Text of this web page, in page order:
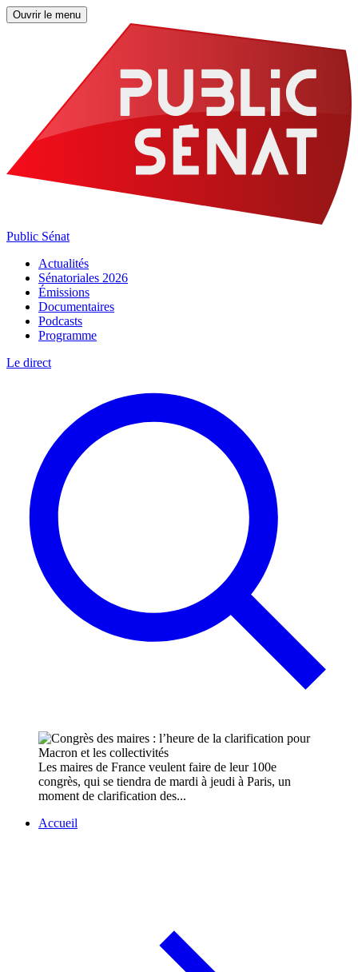
Ouvrir le menu
Public Sénat
Actualités
Sénatoriales 2026
Émissions
Documentaires
Podcasts
Programme
Le direct
Les maires de France veulent faire de leur 100e
congrès, qui se tiendra de mardi à jeudi à Paris, un
moment de clarification des...
Accueil